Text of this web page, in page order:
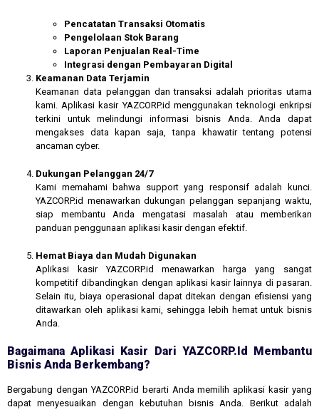
Pencatatan Transaksi Otomatis
Pengelolaan Stok Barang
Laporan Penjualan Real-Time
Integrasi dengan Pembayaran Digital
Keamanan Data Terjamin
Keamanan data pelanggan dan transaksi adalah prioritas utama
kami. Aplikasi kasir YAZCORP.id menggunakan teknologi enkripsi
terkini untuk melindungi informasi bisnis Anda. Anda dapat
mengakses data kapan saja, tanpa khawatir tentang potensi
ancaman cyber.
Dukungan Pelanggan 24/7
Kami memahami bahwa support yang responsif adalah kunci.
YAZCORP.id menawarkan dukungan pelanggan sepanjang waktu,
siap membantu Anda mengatasi masalah atau memberikan
panduan penggunaan aplikasi kasir dengan efektif.
Hemat Biaya dan Mudah Digunakan
Aplikasi kasir YAZCORP.id menawarkan harga yang sangat
kompetitif dibandingkan dengan aplikasi kasir lainnya di pasaran.
Selain itu, biaya operasional dapat ditekan dengan efisiensi yang
ditawarkan oleh aplikasi kami, sehingga lebih hemat untuk bisnis
Anda.
Bagaimana Aplikasi Kasir Dari YAZCORP.id Membantu
Bisnis Anda Berkembang?
Bergabung dengan YAZCORP.id berarti Anda memilih aplikasi kasir yang
dapat menyesuaikan dengan kebutuhan bisnis Anda. Berikut adalah